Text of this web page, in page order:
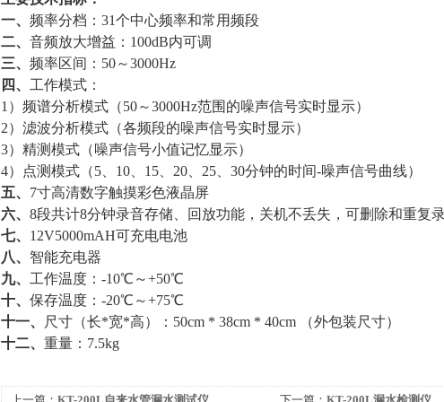
一、 频率分档：31个中心频率和常用频段
二、 音频放大增益：100dB内可调
三、 频率区间：50～3000Hz
四、 工作模式：
1）频谱分析模式（50～3000Hz范围的噪声信号实时显示）
2）滤波分析模式（各频段的噪声信号实时显示）
3）精测模式（噪声信号小值记忆显示）
4）点测模式（5、10、15、20、25、30分钟的时间-噪声信号曲线）
五、 7寸高清数字触摸彩色液晶屏
六、 8段共计8分钟录音存储、回放功能，关机不丢失，可删除和重复
七、 12V5000mAH可充电电池
八、 智能充电器
九、 工作温度：-10℃～+50℃
十、 保存温度：-20℃～+75℃
十一、
尺寸（长*宽*高）：50cm * 38cm * 40cm （外包装尺寸）
十二、 重量：7.5kg